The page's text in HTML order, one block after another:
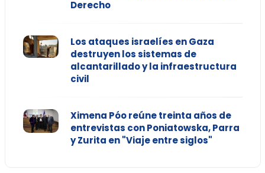
Derecho
Los ataques israelíes en Gaza
destruyen los sistemas de
alcantarillado y la infraestructura
civil
Ximena Póo reúne treinta años de
entrevistas con Poniatowska, Parra
y Zurita en "Viaje entre siglos"